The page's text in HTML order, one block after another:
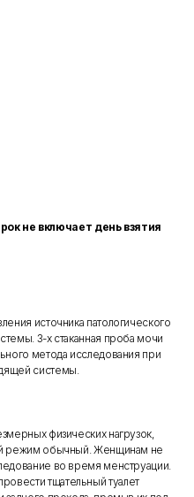
не включает день взятия
источника патологического
3-х стаканная проба мочи
метода исследования при
системы.
физических нагрузок,
режим обычный. Женщинам не
во время менструации.
тщательный туалет